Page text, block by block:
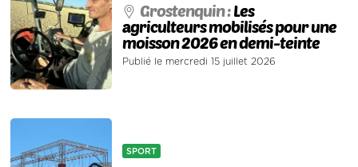
Grostenquin :Les
agriculteurs mobilisés pour une
moisson 2026 en demi-teinte
Publié le mercredi 15 juillet 2026
SPORT